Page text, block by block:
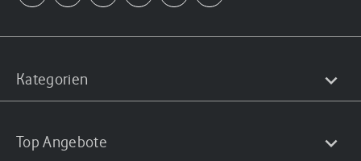
Kategorien
Top Angebote